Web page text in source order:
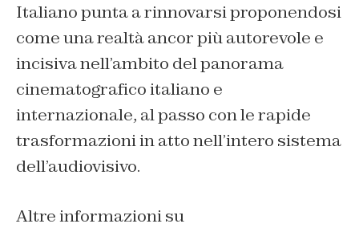
Italiano punta a rinnovarsi proponendosi
come una realtà ancor più autorevole e
incisiva nell’ambito del panorama
cinematografico italiano e
internazionale, al passo con le rapide
trasformazioni in atto nell’intero sistema
dell’audiovisivo.
Altre informazioni su